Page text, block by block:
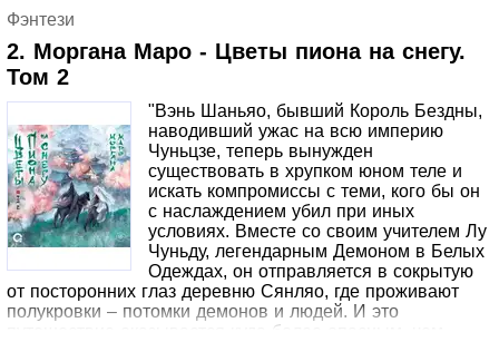
произведением и не пропагандирует совершение
противоправных и антиобщественных действий.
Описания и/или изображения противоправных и
антиобщественных действий обусловлены жанром и/или
сюжетом, художественным, образным и творческим
замыслом и не являются призывом к действию."
Фэнтези
2. Моргана Маро - Цветы пиона на снегу.
Том 2
"Вэнь Шаньяо, бывший Король Бездны,
наводивший ужас на всю империю
Чуньцзе, теперь вынужден
существовать в хрупком юном теле и
искать компромиссы с теми, кого бы он
с наслаждением убил при иных
условиях. Вместе со своим учителем Лу
Чуньду, легендарным Демоном в Белых
Одеждах, он отправляется в сокрытую
от посторонних глаз деревню Сянляо, где проживают
полукровки – потомки демонов и людей. И это
путешествие оказывается куда более опасным, чем